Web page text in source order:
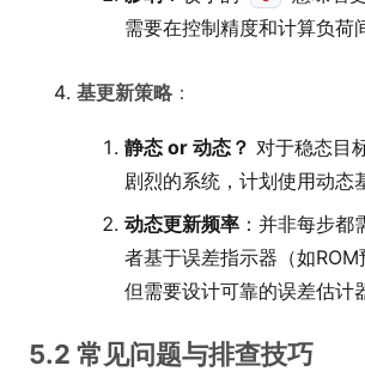
需要在控制精度和计算负荷
基更新策略 ：
静态 or 动态？ 对于稳态目
剧烈的系统，计划使用动态
动态更新频率 ：并非每步
者基于误差指示器（如
但需要设计可靠的误差估计
5.2 常见问题与排查技巧